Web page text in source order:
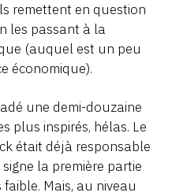
remettent en question
les passant à la
(auquel est un peu
économique).
une demi-douzaine
plus inspirés, hélas. Le
était déjà responsable
signe la première partie
Mais, au niveau